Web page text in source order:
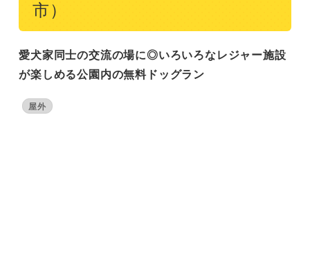
市）
愛犬家同士の交流の場に◎いろいろなレジャー施設
が楽しめる公園内の無料ドッグラン
屋外